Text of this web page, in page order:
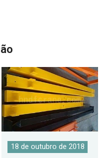
18 de outubro de 2018